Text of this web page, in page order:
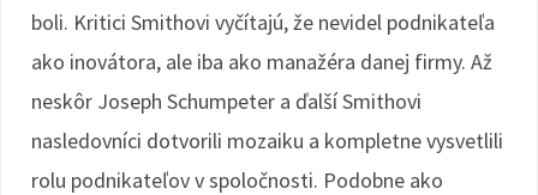
boli. Kritici Smithovi vyčítajú, že nevidel podnikateľa
ako inovátora, ale iba ako manažéra danej firmy. Až
neskôr Joseph Schumpeter a ďalší Smithovi
nasledovníci dotvorili mozaiku a kompletne vysvetlili
rolu podnikateľov v spoločnosti. Podobne ako